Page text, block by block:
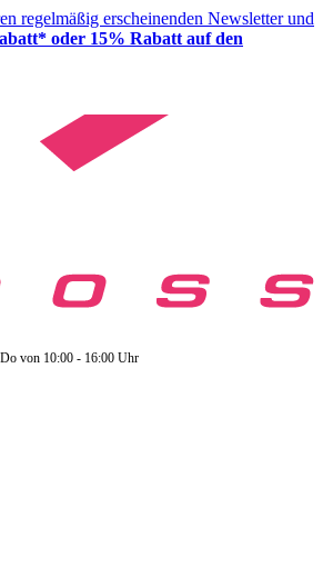
regelmäßig erscheinenden Newsletter und
oder 15% Rabatt auf den
von 10:00 - 16:00 Uhr